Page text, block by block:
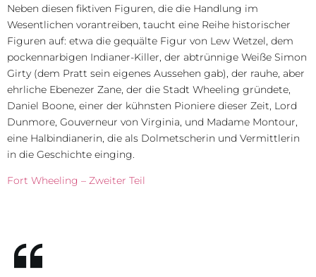
Neben diesen fiktiven Figuren, die die Handlung im
Wesentlichen vorantreiben, taucht eine Reihe historischer
Figuren auf: etwa die gequälte Figur von Lew Wetzel, dem
pockennarbigen Indianer-Killer, der abtrünnige Weiße Simon
Girty (dem Pratt sein eigenes Aussehen gab), der rauhe, aber
ehrliche Ebenezer Zane, der die Stadt Wheeling gründete,
Daniel Boone, einer der kühnsten Pioniere dieser Zeit, Lord
Dunmore, Gouverneur von Virginia, und Madame Montour,
eine Halbindianerin, die als Dolmetscherin und Vermittlerin
in die Geschichte einging.
Fort Wheeling – Zweiter Teil